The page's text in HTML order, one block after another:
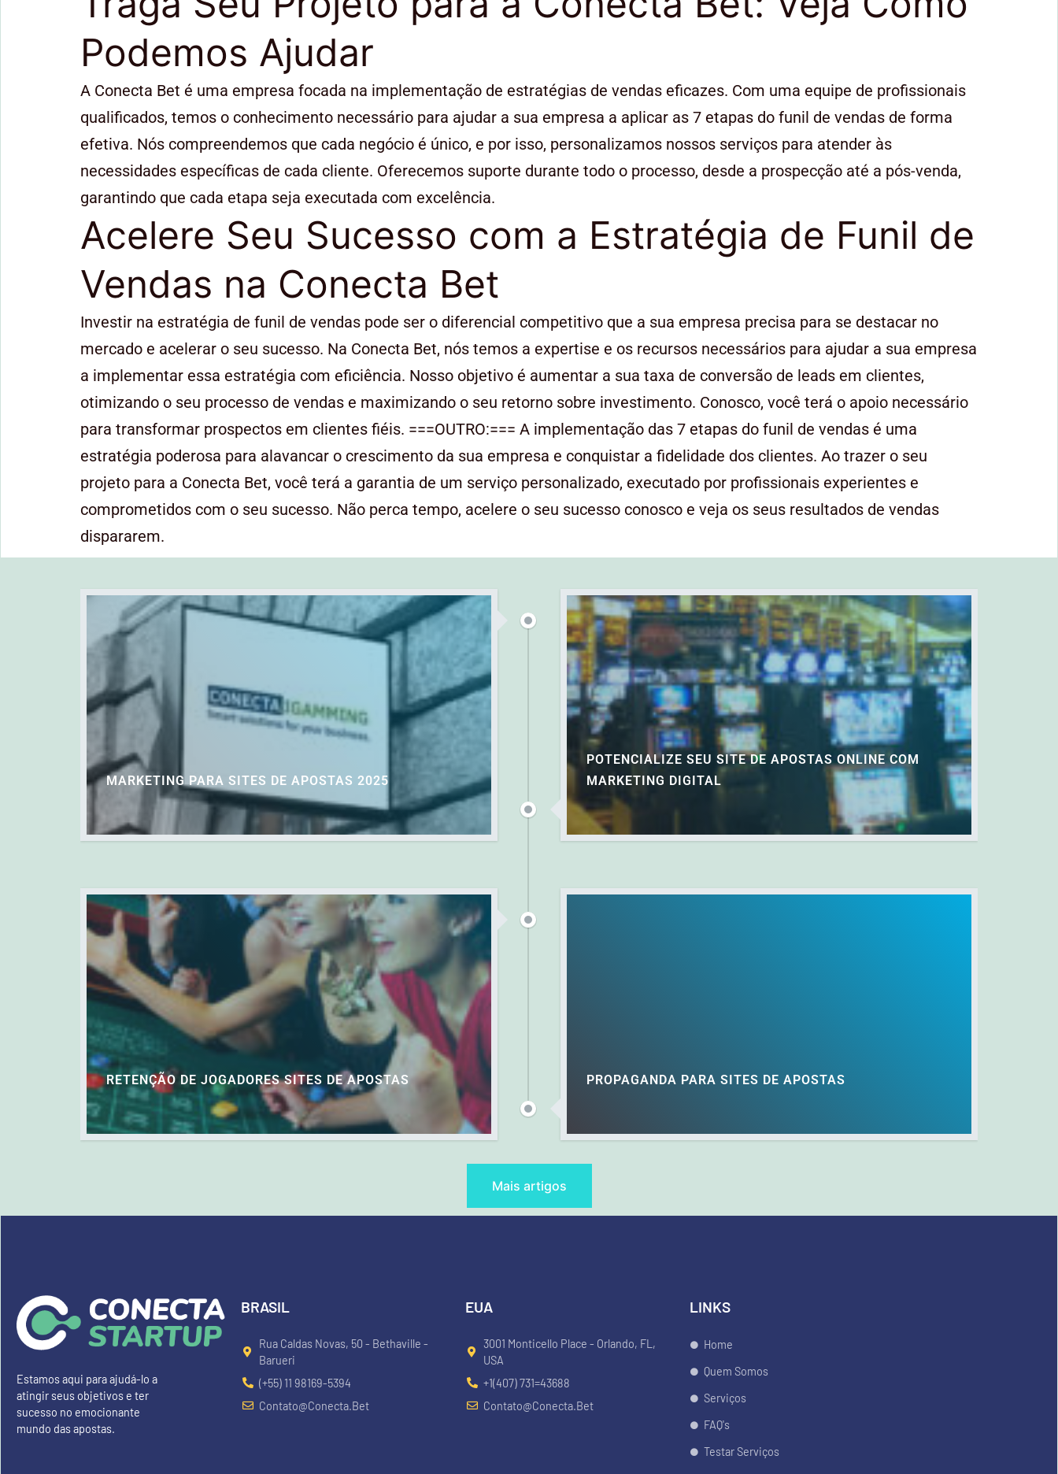
Podemos Ajudar
A Conecta Bet é uma empresa focada na implementação de estratégias de vendas eficazes. Com uma equipe de profissionais
qualificados, temos o conhecimento necessário para ajudar a sua empresa a aplicar as 7 etapas do funil de vendas de forma
efetiva. Nós compreendemos que cada negócio é único, e por isso, personalizamos nossos serviços para atender às
necessidades específicas de cada cliente. Oferecemos suporte durante todo o processo, desde a prospecção até a pós-venda,
garantindo que cada etapa seja executada com excelência.
Acelere Seu Sucesso com a Estratégia de Funil de
Vendas na Conecta Bet
Investir na estratégia de funil de vendas pode ser o diferencial competitivo que a sua empresa precisa para se destacar no
mercado e acelerar o seu sucesso. Na Conecta Bet, nós temos a expertise e os recursos necessários para ajudar a sua empresa
a implementar essa estratégia com eficiência. Nosso objetivo é aumentar a sua taxa de conversão de leads em clientes,
otimizando o seu processo de vendas e maximizando o seu retorno sobre investimento. Conosco, você terá o apoio necessário
para transformar prospectos em clientes fiéis. ===OUTRO:=== A implementação das 7 etapas do funil de vendas é uma
estratégia poderosa para alavancar o crescimento da sua empresa e conquistar a fidelidade dos clientes. Ao trazer o seu
projeto para a Conecta Bet, você terá a garantia de um serviço personalizado, executado por profissionais experientes e
comprometidos com o seu sucesso. Não perca tempo, acelere o seu sucesso conosco e veja os seus resultados de vendas
dispararem.
MARKETING PARA SITES DE APOSTAS 2025
POTENCIALIZE SEU SITE DE APOSTAS ONLINE COM
MARKETING DIGITAL
RETENÇÃO DE JOGADORES SITES DE APOSTAS PROPAGANDA PARA SITES DE APOSTAS
Mais artigos
Estamos aqui para ajudá-lo a
atingir seus objetivos e ter
sucesso no emocionante
mundo das apostas.
BRASIL
Rua Caldas Novas, 50 - Bethaville -
Barueri
(+55) 11 98169-5394
Contato@conecta.bet
EUA
3001 Monticello Place - Orlando, FL,
USA
+1(407) 731=43688
Contato@conecta.bet
LINKS
Home
Quem Somos
Serviços
FAQ's
Testar Serviços